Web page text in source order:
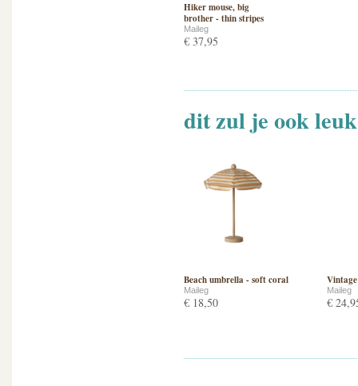
Hiker mouse, big
brother - thin stripes
Maileg
€ 37,95
dit zul je ook
Beach umbrella - soft coral
Maileg
€ 18,50
Maileg
€